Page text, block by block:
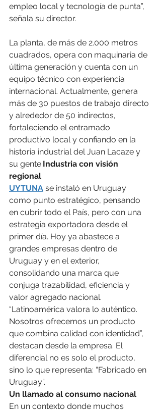
empleo local y tecnología de punta”,
señala su director.
La planta, de más de 2.000 metros
cuadrados, opera con maquinaria de
última generación y cuenta con un
equipo técnico con experiencia
internacional. Actualmente, genera
más de 30 puestos de trabajo directo
y alrededor de 50 indirectos,
fortaleciendo el entramado
productivo local y confiando en la
historia industrial del Juan Lacaze y
su gente.Industria con visión
regional
UYTUNA se instaló en Uruguay
como punto estratégico, pensando
en cubrir todo el País, pero con una
estrategia exportadora desde el
primer día. Hoy ya abastece a
grandes empresas dentro de
Uruguay y en el exterior,
consolidando una marca que
conjuga trazabilidad, eficiencia y
valor agregado nacional.
“Latinoamérica valora lo auténtico.
Nosotros ofrecemos un producto
que combina calidad con identidad”,
destacan desde la empresa. El
diferencial no es solo el producto,
sino lo que representa: “Fabricado en
Uruguay”.
Un llamado al consumo nacional
En un contexto donde muchos